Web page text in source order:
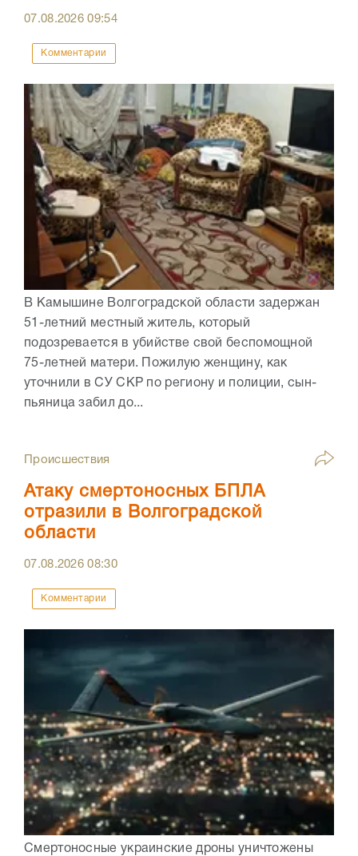
07.08.202609:54
Комментарии
В Камышине Волгоградской области задержан
51-летний местный житель, который
подозревается в убийстве свой беспомощной
75-летней матери. Пожилую женщину, как
уточнили в СУ СКР по региону и полиции, сын-
пьяница забил до...
Происшествия
Атаку смертоносных БПЛА
отразили в Волгоградской
области
07.08.202608:30
Комментарии
Смертоносные украинские дроны уничтожены